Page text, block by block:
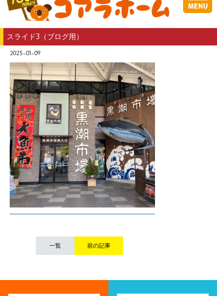
スライド3（ブログ用）
2025-01-09
一覧 前の記事